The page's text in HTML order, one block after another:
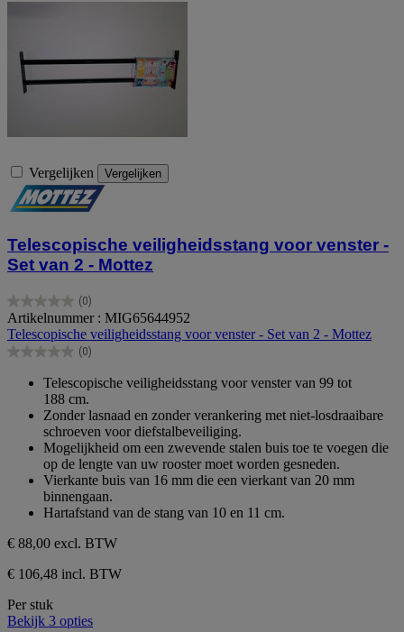
Vergelijken Vergelijken
Telescopische veiligheidsstang voor venster -
Set van 2 - Mottez
(0)
0.0
van
de
5
Artikelnummer : MIG65644952
Telescopische veiligheidsstang voor venster - Set van 2 - Mottez
(0)
0.0
sterren.
Telescopische veiligheidsstang voor venster van 99 tot
188 cm.
Zonder lasnaad en zonder verankering met niet-losdraaibare
schroeven voor diefstalbeveiliging.
Mogelijkheid om een zwevende stalen buis toe te voegen die
op de lengte van uw rooster moet worden gesneden.
Vierkante buis van 16 mm die een vierkant van 20 mm
binnengaan.
Hartafstand van de stang van 10 en 11 cm.
€ 88,00 excl. BTW
€ 106,48 incl. BTW
Per stuk
Bekijk 3 opties